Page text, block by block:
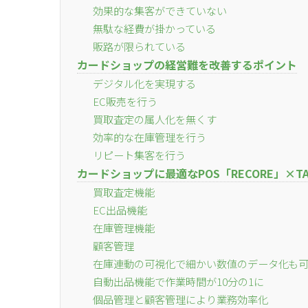
効果的な集客ができていない
無駄な経費が掛かっている
販路が限られている
カードショップの経営難を改善するポイント
デジタル化を実現する
EC販売を行う
買取査定の属人化を無くす
効率的な在庫管理を行う
リピート集客を行う
カードショップに最適なPOS「RECORE」
買取査定機能
EC出品機能
在庫管理機能
顧客管理
在庫連動の可視化で細かい数値のデータ化も
自動出品機能で作業時間が10分の1に
個品管理と顧客管理により業務効率化